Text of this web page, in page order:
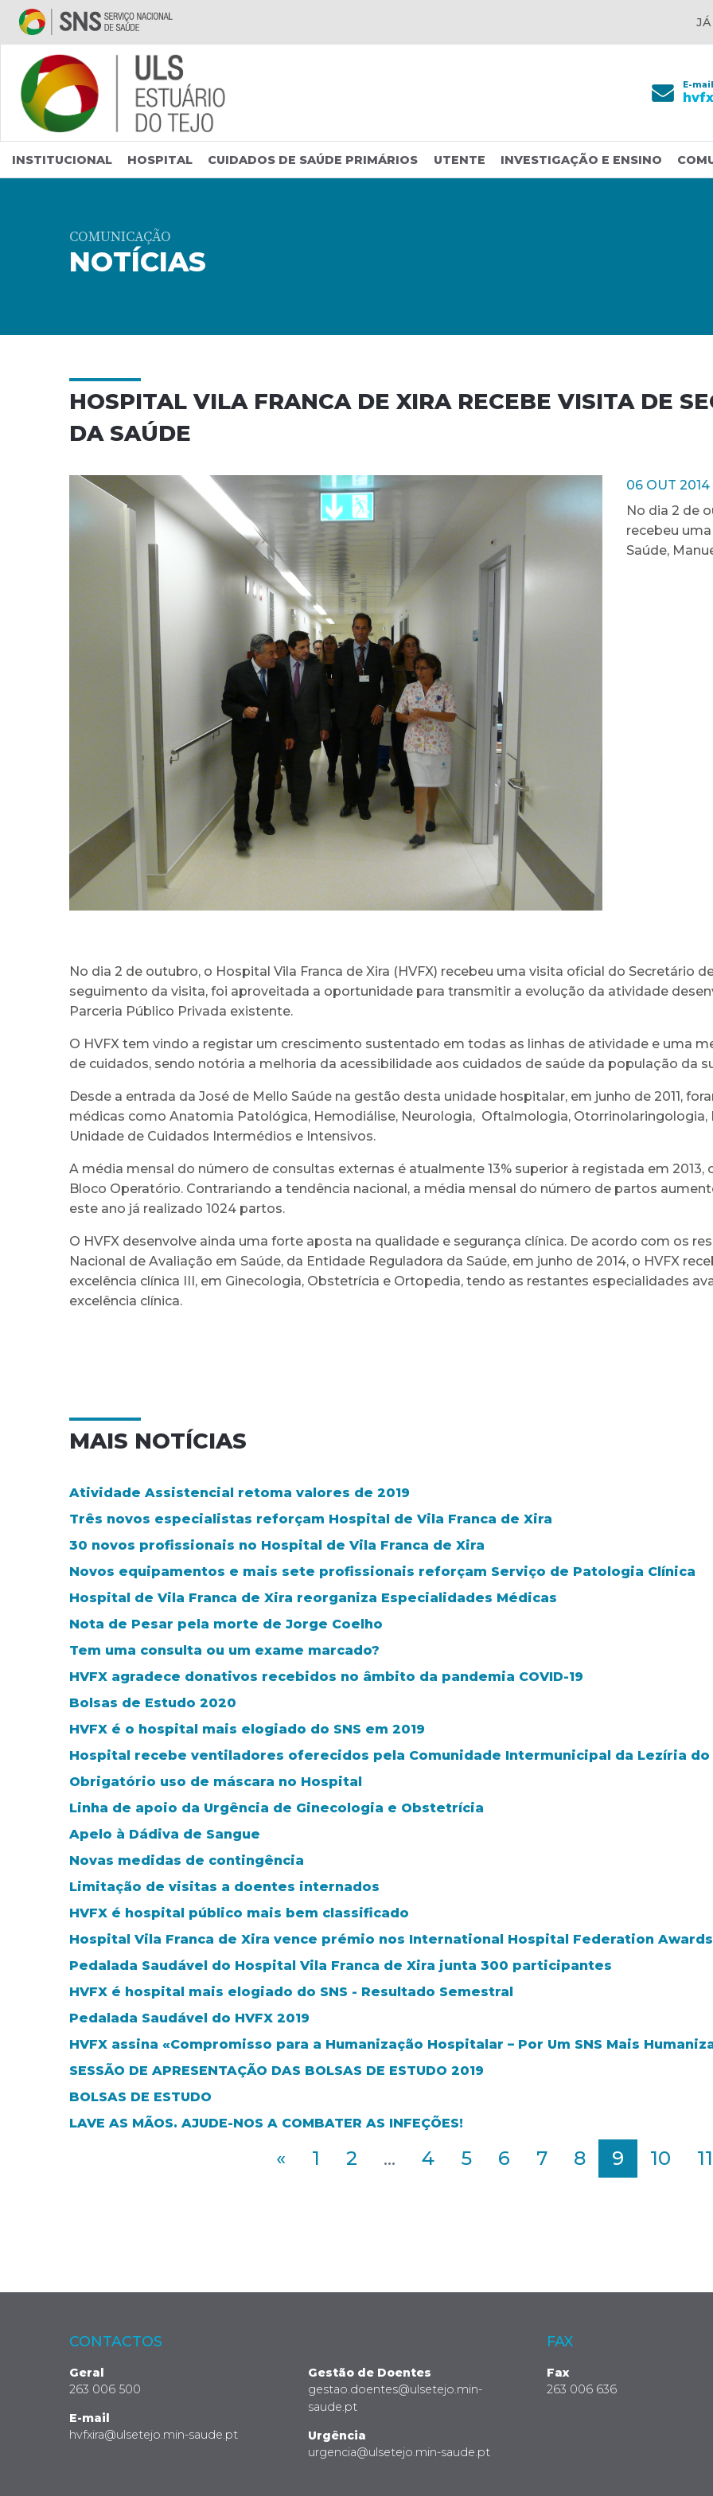
Saltar para conteúdo principal
JÁ
E-mail
INSTITUCIONAL HOSPITAL CUIDADOS DE SAÚDE PRIMÁRIOS UTENTE INVESTIGAÇÃO E ENSINO
COMUNICAÇÃO
NOTÍCIAS
HOSPITAL VILA FRANCA DE XIRA RECEBE VISITA DE
DA SAÚDE
06 OUT 2014
No dia 2 de
recebeu
Saúde,
No dia 2 de outubro, o Hospital Vila Franca de Xira (HVFX) recebeu uma visita oficial do Secretário
seguimento da visita, foi aproveitada a oportunidade para transmitir a evolução da atividade
Parceria Público Privada existente.
O HVFX tem vindo a registar um crescimento sustentado em todas as linhas de atividade e uma
de cuidados, sendo notória a melhoria da acessibilidade aos cuidados de saúde da população da
Desde a entrada da José de Mello Saúde na gestão desta unidade hospitalar, em junho de 2011,
médicas como Anatomia Patológica, Hemodiálise, Neurologia, Oftalmologia, Otorrinolaringologia,
Unidade de Cuidados Intermédios e Intensivos.
A média mensal do número de consultas externas é atualmente 13% superior à registada em
Bloco Operatório. Contrariando a tendência nacional, a média mensal do número de partos
este ano já realizado 1024 partos.
O HVFX desenvolve ainda uma forte aposta na qualidade e segurança clínica. De acordo com os
Nacional de Avaliação em Saúde, da Entidade Reguladora da Saúde, em junho de 2014, o HVFX
excelência clínica III, em Ginecologia, Obstetrícia e Ortopedia, tendo as restantes especialidades
excelência clínica.
MAIS NOTÍCIAS
Atividade Assistencial retoma valores de 2019
Três novos especialistas reforçam Hospital de Vila Franca de Xira
30 novos profissionais no Hospital de Vila Franca de Xira
Novos equipamentos e mais sete profissionais reforçam Serviço de Patologia Clínica
Hospital de Vila Franca de Xira reorganiza Especialidades Médicas
Nota de Pesar pela morte de Jorge Coelho
Tem uma consulta ou um exame marcado?
HVFX agradece donativos recebidos no âmbito da pandemia COVID-19
Bolsas de Estudo 2020
HVFX é o hospital mais elogiado do SNS em 2019
Hospital recebe ventiladores oferecidos pela Comunidade Intermunicipal da Lezíria do
Obrigatório uso de máscara no Hospital
Linha de apoio da Urgência de Ginecologia e Obstetrícia
Apelo à Dádiva de Sangue
Novas medidas de contingência
Limitação de visitas a doentes internados
HVFX é hospital público mais bem classificado
Hospital Vila Franca de Xira vence prémio nos International Hospital Federation Awards
Pedalada Saudável do Hospital Vila Franca de Xira junta 300 participantes
HVFX é hospital mais elogiado do SNS - Resultado Semestral
Pedalada Saudável do HVFX 2019
HVFX assina «Compromisso para a Humanização Hospitalar – Por Um SNS Mais
SESSÃO DE APRESENTAÇÃO DAS BOLSAS DE ESTUDO 2019
BOLSAS DE ESTUDO
LAVE AS MÃOS. AJUDE-NOS A COMBATER AS INFEÇÕES!
« 1 2 ... 4 5 6 7 8 9 10 11
CONTACTOS
Geral
263 006 500
E-mail
hvfxira@ulsetejo.min-saude.pt
Gestão de Doentes
gestao.doentes@ulsetejo.min-
saude.pt
Urgência
urgencia@ulsetejo.min-saude.pt
FAX
Fax
263 006 636